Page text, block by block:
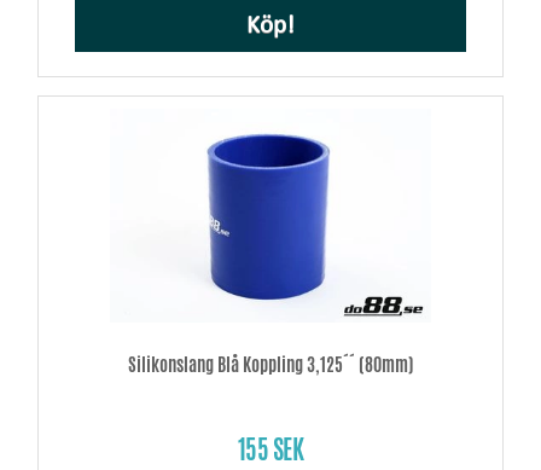
Köp!
Silikonslang Blå Koppling 3,125´´ (80mm)
155 SEK